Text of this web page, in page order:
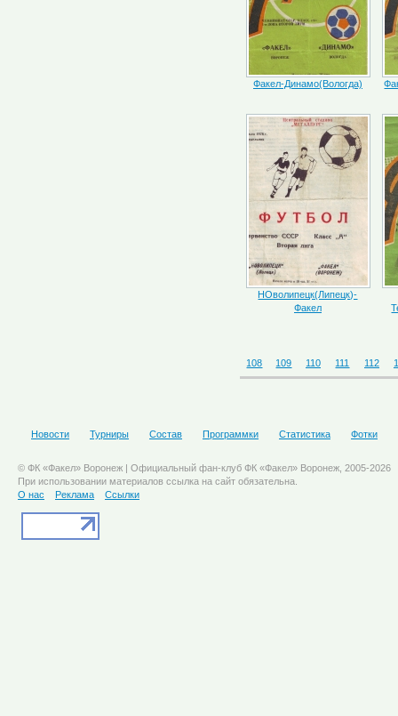
Факел-Динамо(Вологда)
НОволипецк(Липецк)-
Факел
108 109 110 111 112
Новости Турниры Состав Программки Статистика Фотки
© ФК «Факел» Воронеж | Официальный фан-клуб ФК «Факел» Воронеж, 2005-2026
При использовании материалов ссылка на сайт обязательна.
О нас
Реклама Ссылки